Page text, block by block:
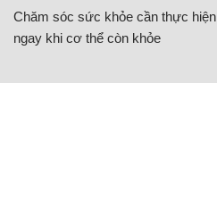
Chăm sóc sức khỏe cần thực hiện
ngay khi cơ thể còn khỏe